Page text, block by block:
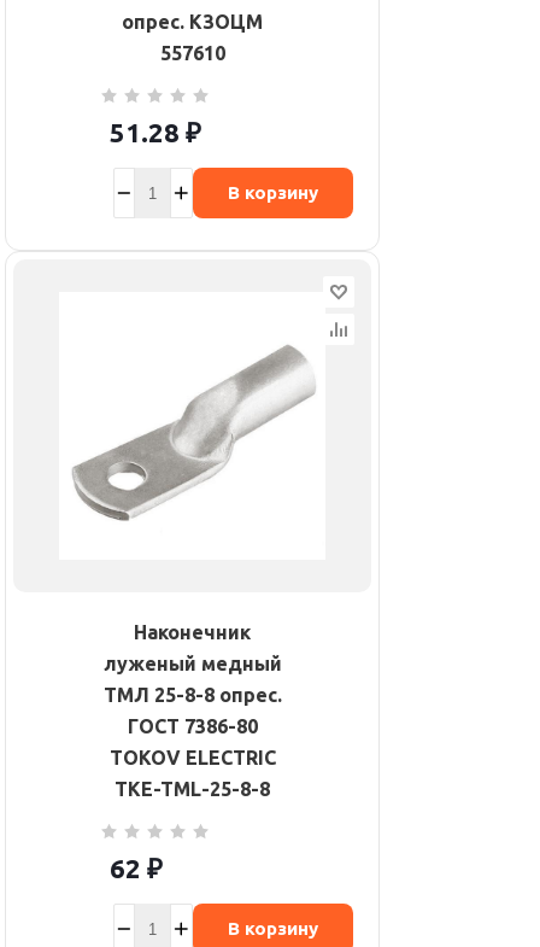
опрес. КЗОЦМ
557610
51.28 ₽
В корзину
Наконечник
луженый медный
ТМЛ 25-8-8 опрес.
ГОСТ 7386-80
TOKOV ELECTRIC
TKE-TML-25-8-8
62 ₽
В корзину